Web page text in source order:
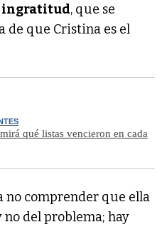
ingratitud, que se
de que Cristina es el
qué listas vencieron en cada
no comprender que ella
no del problema; hay